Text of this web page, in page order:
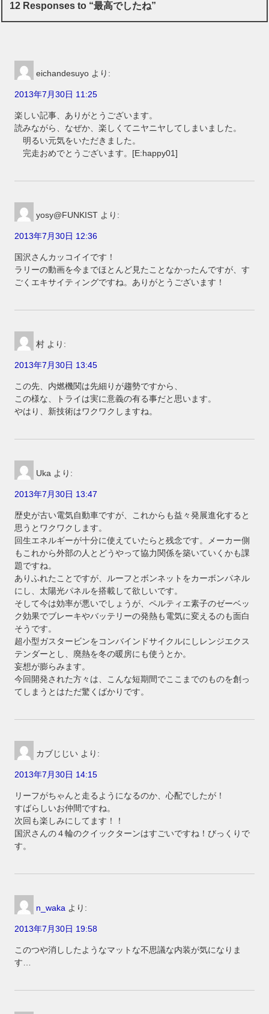
12 Responses to “最高でしたね”
eichandesuyo より:
2013年7月30日 11:25
楽しい記事、ありがとうございます。
読みながら、なぜか、楽しくてニヤニヤしてしまいました。
明るい元気をいただきました。
完走おめでとうございます。[E:happy01]
yosy@FUNKIST より:
2013年7月30日 12:36
国沢さんカッコイイです！
ラリーの動画を今までほとんど見たことなかったんですが、す
ごくエキサイティングですね。ありがとうございます！
村 より:
2013年7月30日 13:45
この先、内燃機関は先細りが趨勢ですから、
この様な、トライは実に意義の有る事だと思います。
やはり、新技術はワクワクしますね。
Uka より:
2013年7月30日 13:47
歴史が古い電気自動車ですが、これからも益々発展進化すると
思うとワクワクします。
回生エネルギーが十分に使えていたらと残念です。メーカー側
もこれから外部の人とどうやって協力関係を築いていくかも課
題ですね。
ありふれたことですが、ルーフとボンネットをカーボンパネル
にし、太陽光パネルを搭載して欲しいです。
そして今は効率が悪いでしょうが、ペルティエ素子のゼーベッ
ク効果でブレーキやバッテリーの発熱も電気に変えるのも面白
そうです。
超小型ガスタービンをコンバインドサイクルにしレンジエクス
テンダーとし、廃熱を冬の暖房にも使うとか。
妄想が膨らみます。
今回開発された方々は、こんな短期間でここまでのものを創っ
てしまうとはただ驚くばかりです。
カブじじい より:
2013年7月30日 14:15
リーフがちゃんと走るようになるのか、心配でしたが！
すばらしいお仲間ですね。
次回も楽しみにしてます！！
国沢さんの４輪のクイックターンはすごいですね！びっくりで
す。
n_waka より:
2013年7月30日 19:58
このつや消ししたようなマットな不思議な内装が気になりま
す…